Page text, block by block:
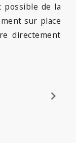
possible de la
sur place
directement
keyboard_arrow_right